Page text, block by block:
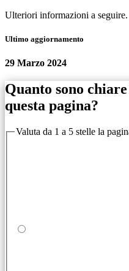
Ulteriori informazioni a seguire.
Ultimo aggiornamento
29 Marzo 2024
Quanto sono
questa pagina?
Valuta da 1 a 5 stelle la